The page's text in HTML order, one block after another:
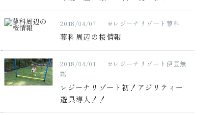
2018/04/07 #レジーナリゾート蓼科
蓼科周辺の桜情報
2018/04/01
#レジーナリゾート伊豆無
鄰
レジーナリゾート初！アジリティー
遊具導入！！